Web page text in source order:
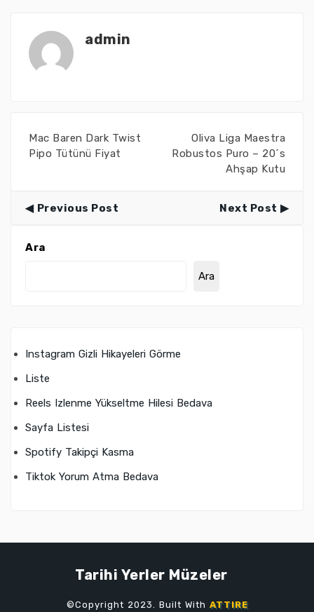
admin
Mac Baren Dark Twist
Pipo Tütünü Fiyat
Oliva Liga Maestra
Robustos Puro – 20´s
Ahşap Kutu
Previous Post Next Post
Ara
Ara
Instagram Gizli Hikayeleri Görme
Liste
Reels Izlenme Yükseltme Hilesi Bedava
Sayfa Listesi
Spotify Takipçi Kasma
Tiktok Yorum Atma Bedava
Tarihi Yerler Müzeler
©Copyright 2023. Built With ATTIRE